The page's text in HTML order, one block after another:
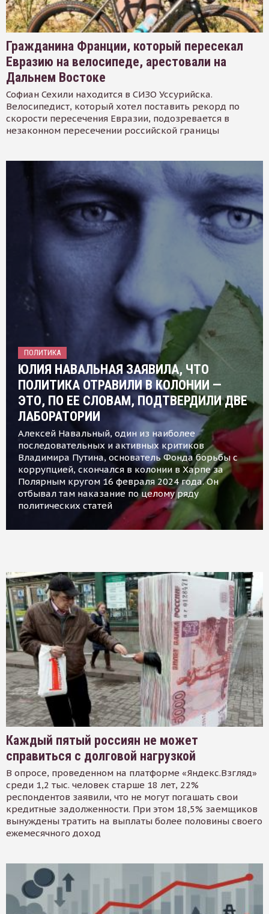
Гражданина Франции, который пересекал
Евразию на велосипеде, арестовали на
Дальнем Востоке
Софиан Сехили находится в СИЗО Уссурийска.
Велосипедист, который хотел поставить рекорд по
скорости пересечения Евразии, подозревается в
незаконном пересечении российской границы
ПОЛИТИКА
ЮЛИЯ НАВАЛЬНАЯ ЗАЯВИЛА, ЧТО
ПОЛИТИКА ОТРАВИЛИ В КОЛОНИИ —
ЭТО, ПО ЕЕ СЛОВАМ, ПОДТВЕРДИЛИ ДВЕ
ЛАБОРАТОРИИ
Алексей Навальный, один из наиболее
последовательных и активных критиков
Владимира Путина, основатель Фонда борьбы с
коррупцией, скончался в колонии в Харпе за
Полярным кругом 16 февраля 2024 года. Он
отбывал там наказание по целому ряду
политических статей
Каждый пятый россиян не может
справиться с долговой нагрузкой
В опросе, проведенном на платформе «Яндекс.Взгляд»
среди 1,2 тыс. человек старше 18 лет, 22%
респондентов заявили, что не могут погашать свои
кредитные задолженности. При этом 18,5% заемщиков
вынуждены тратить на выплаты более половины своего
ежемесячного доход